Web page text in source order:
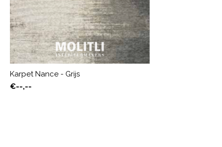
Karpet Nance - Grijs
€--,--